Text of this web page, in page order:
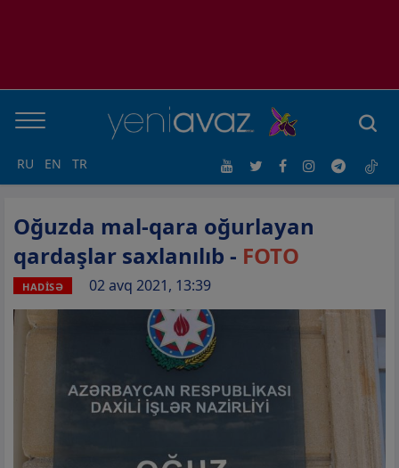
RU EN TR
Oğuzda mal-qara oğurlayan
qardaşlar saxlanılıb - FOTO
HADİSƏ 02 avq 2021, 13:39